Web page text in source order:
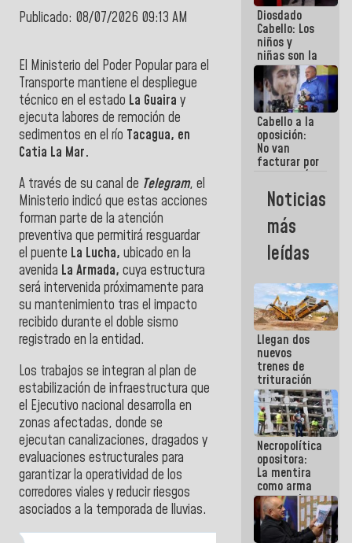
Publicado: 08/07/2026 09:13 AM
El Ministerio del Poder Popular para el
Transporte mantiene el despliegue
técnico en el estado La Guaira y
ejecuta labores de remoción de
sedimentos en el río Tacagua, en
Catia La Mar.
A través de su canal de Telegram, el
Ministerio indicó que estas acciones
forman parte de la atención
preventiva que permitirá resguardar
el puente La Lucha, ubicado en la
avenida La Armada, cuya estructura
será intervenida próximamente para
su mantenimiento tras el impacto
recibido durante el doble sismo
registrado en la entidad.
Los trabajos se integran al plan de
estabilización de infraestructura que
el Ejecutivo nacional desarrolla en
zonas afectadas, donde se
ejecutan canalizaciones, dragados y
evaluaciones estructurales para
garantizar la operatividad de los
corredores viales y reducir riesgos
asociados a la temporada de lluvias.
Diosdado
Cabello: Los
niños y
niñas son la
razon
fundamental
de lo que
estamos
haciendo
Cabello a la
oposición:
No van
facturar por
cuenta mía,
factura el
que yo
quiera (+Con
el Mazo
Dando)
Noticias
más
leídas
Llegan dos
nuevos
trenes de
trituración
para
optimizar
manejo de
escombros
en La Guaira
Necropolítica
opositora:
La mentira
como arma
contra el
Pueblo